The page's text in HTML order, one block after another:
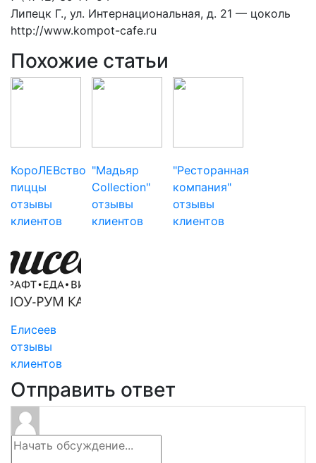
Липецк Г., ул. Интернациональная, д. 21 — цоколь
http://www.kompot-cafe.ru
Похожие статьи
КороЛЕВство
пиццы
отзывы
клиентов
"Мадьяр
Collection"
отзывы
клиентов
"Ресторанная
компания"
отзывы
клиентов
Елисеев
отзывы
клиентов
Отправить ответ